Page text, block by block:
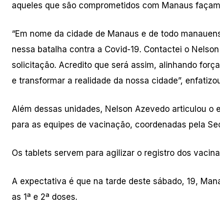
aqueles que são comprometidos com Manaus
“Em nome da cidade de Manaus e de todo
nessa batalha contra a Covid-19. Contactei o
solicitação. Acredito que será assim, alinhando
e transformar a realidade da nossa cidade”,
Além dessas unidades, Nelson Azevedo articulou
para as equipes de vacinação, coordenadas pela
Os tablets servem para agilizar o registro dos
A expectativa é que na tarde deste sábado, 19,
as 1ª e 2ª doses.